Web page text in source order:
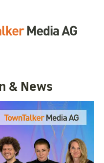
& News